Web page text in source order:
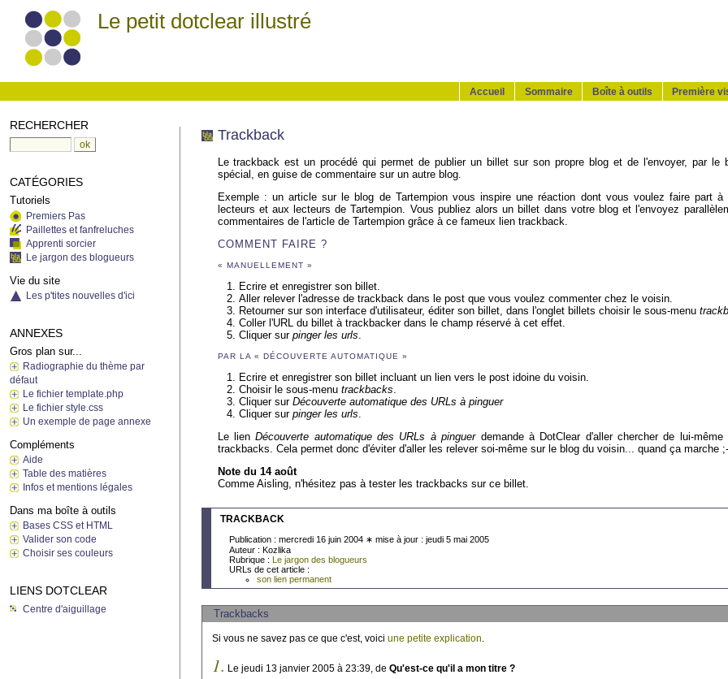
Le petit dotclear illustré
Accueil Sommaire Boîte à outils Première
Trackback
Le trackback est un procédé qui permet de publier un billet sur son propre blog et de l'envoyer, par le
spécial, en guise de commentaire sur un autre blog.
Exemple : un article sur le blog de Tartempion vous inspire une réaction dont vous voulez faire part
lecteurs et aux lecteurs de Tartempion. Vous publiez alors un billet dans votre blog et l'envoyez
commentaires de l'article de Tartempion grâce à ce fameux lien trackback.
COMMENT FAIRE ?
« MANUELLEMENT »
Ecrire et enregistrer son billet.
Aller relever l'adresse de trackback dans le post que vous voulez commenter chez le voisin.
Retourner sur son interface d'utilisateur, éditer son billet, dans l'onglet billets choisir le sous-menu
Coller l'URL du billet à trackbacker dans le champ réservé à cet effet.
Cliquer sur pinger les urls
PAR LA « DÉCOUVERTE AUTOMATIQUE »
Ecrire et enregistrer son billet incluant un lien vers le post idoine du voisin.
Choisir le sous-menu trackbacks
Cliquer sur Découverte automatique des URLs à pinguer
Cliquer sur pinger les urls
Le lienDécouverte automatique des URLs à pinguerdemande à DotClear d'aller chercher de lui-
trackbacks. Cela permet donc d'éviter d'aller les relever soi-même sur le blog du voisin... quand ça marche
Note du 14 août
Comme Aisling, n'hésitez pas à tester les trackbacks sur ce billet.
TRACKBACK
Publication : mercredi 16 juin 2004 ∗ mise à jour : jeudi 5 mai 2005
Auteur : Kozlika
Rubrique :Le jargon des blogueurs
URLs de cet article :
son lien permanent
Trackbacks
Si vous ne savez pas ce que c'est, voici une petite explication
1. Le jeudi 13 janvier 2005 à 23:39, de Qu'est-ce qu'il a mon titre ?
RECHERCHER
CATÉGORIES
Tutoriels
Premiers Pas
Paillettes et fanfreluches
Apprenti sorcier
Le jargon des blogueurs
Vie du site
Les p'tites nouvelles d'ici
ANNEXES
Gros plan sur...
Radiographie du thème par
défaut
Le fichier template.php
Le fichier style.css
Un exemple de page annexe
Compléments
Aide
Table des matières
Infos et mentions légales
Dans ma boîte à outils
Bases CSS et HTML
Valider son code
Choisir ses couleurs
LIENS DOTCLEAR
Centre d'aiguillage